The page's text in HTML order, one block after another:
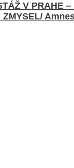
V PRAHE –
ZMYSEL/